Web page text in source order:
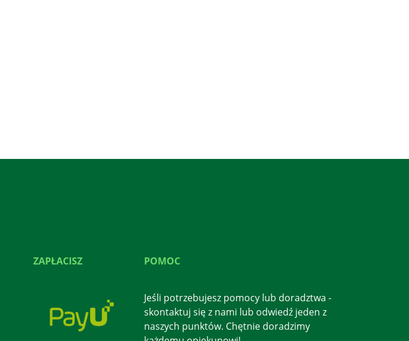
ZAPŁACISZ POMOC
Jeśli potrzebujesz pomocy lub doradztwa -
skontaktuj się z nami lub odwiedź jeden z
naszych punktów. Chętnie doradzimy